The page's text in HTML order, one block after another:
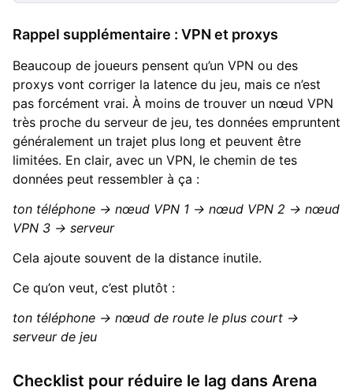
Rappel supplémentaire : VPN et proxys
Beaucoup de joueurs pensent qu’un VPN ou des
proxys vont corriger la latence du jeu, mais ce n’est
pas forcément vrai. À moins de trouver un nœud VPN
très proche du serveur de jeu, tes données empruntent
généralement un trajet plus long et peuvent être
limitées. En clair, avec un VPN, le chemin de tes
données peut ressembler à ça :
ton téléphone → nœud VPN 1 → nœud VPN 2 → nœud
VPN 3 → serveur
Cela ajoute souvent de la distance inutile.
Ce qu’on veut, c’est plutôt :
ton téléphone → nœud de route le plus court →
serveur de jeu
Checklist pour réduire le lag dans Arena